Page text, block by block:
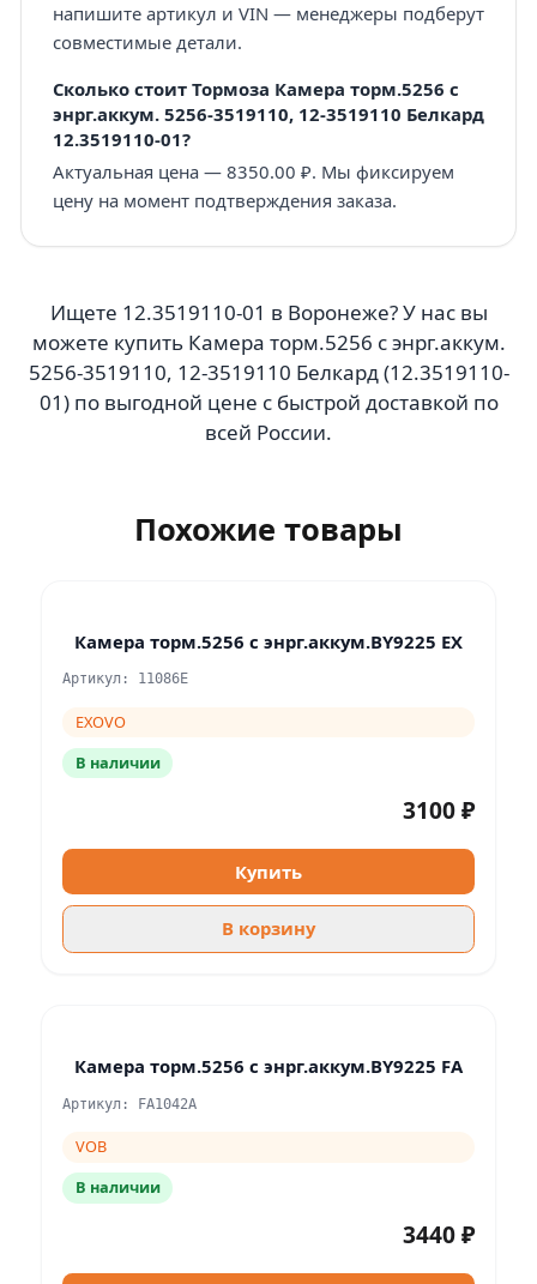
напишите артикул и VIN — менеджеры подберут
совместимые детали.
Сколько стоит Тормоза Камера торм.5256 с
энрг.аккум. 5256-3519110, 12-3519110 Белкард
12.3519110-01?
Актуальная цена — 8350.00 ₽. Мы фиксируем
цену на момент подтверждения заказа.
Ищете 12.3519110-01 в Воронеже? У нас вы
можете купить Камера торм.5256 с энрг.аккум.
5256-3519110, 12-3519110 Белкард (12.3519110-
01) по выгодной цене с быстрой доставкой по
всей России.
Похожие товары
Камера торм.5256 с энрг.аккум.BY9225 EX
Артикул: 11086E
EXOVO
В наличии
3100 ₽
Купить
В корзину
Камера торм.5256 с энрг.аккум.BY9225 FA
Артикул: FA1042A
VOB
В наличии
3440 ₽